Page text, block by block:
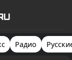
Радио